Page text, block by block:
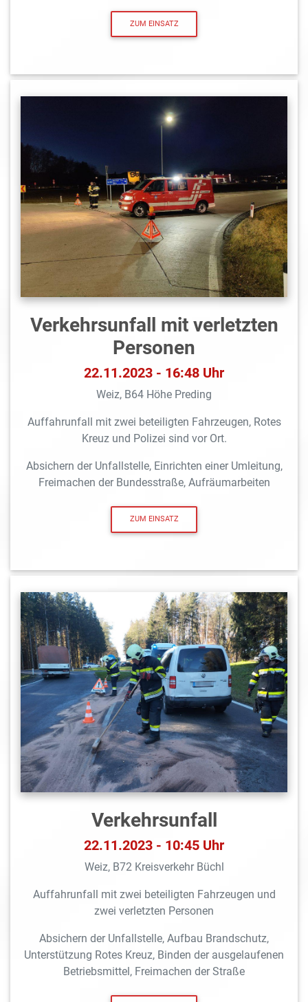
ZUM EINSATZ
Verkehrsunfall mit verletzten
Personen
22.11.2023 - 16:48 Uhr
Weiz, B64 Höhe Preding
Auffahrunfall mit zwei beteiligten Fahrzeugen, Rotes
Kreuz und Polizei sind vor Ort.
Absichern der Unfallstelle, Einrichten einer Umleitung,
Freimachen der Bundesstraße, Aufräumarbeiten
ZUM EINSATZ
Verkehrsunfall
22.11.2023 - 10:45 Uhr
Weiz, B72 Kreisverkehr Büchl
Auffahrunfall mit zwei beteiligten Fahrzeugen und
zwei verletzten Personen
Absichern der Unfallstelle, Aufbau Brandschutz,
Unterstützung Rotes Kreuz, Binden der ausgelaufenen
Betriebsmittel, Freimachen der Straße